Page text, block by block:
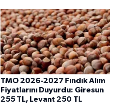
TMO 2026-2027 Fındık Alım
Fiyatlarını Duyurdu: Giresun
255 TL, Levant 250 TL